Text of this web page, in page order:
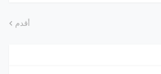
أقدم